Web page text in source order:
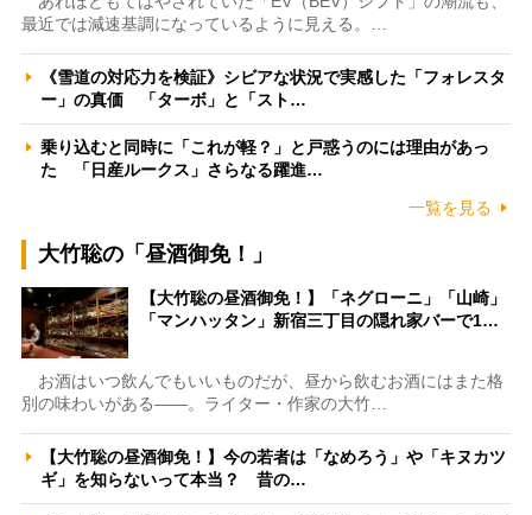
最近では減速基調になっているように見える。…
《雪道の対応力を検証》シビアな状況で実感した「フォレスタ
ー」の真価 「ターボ」と「スト…
乗り込むと同時に「これが軽？」と戸惑うのには理由があっ
た 「日産ルークス」さらなる躍進…
一覧を見る
大竹聡の「昼酒御免！」
【大竹聡の昼酒御免！】「ネグローニ」「山崎」
「マンハッタン」新宿三丁目の隠れ家バーで1…
お酒はいつ飲んでもいいものだが、昼から飲むお酒にはまた格
別の味わいがある――。ライター・作家の大竹…
【大竹聡の昼酒御免！】今の若者は「なめろう」や「キヌカツ
ギ」を知らないって本当？ 昔の…